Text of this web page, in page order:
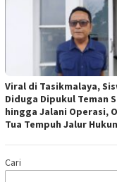
Viral di Tasikmalaya,
Diduga Dipukul Teman
hingga Jalani Operasi,
Tua Tempuh Jalur
Cari